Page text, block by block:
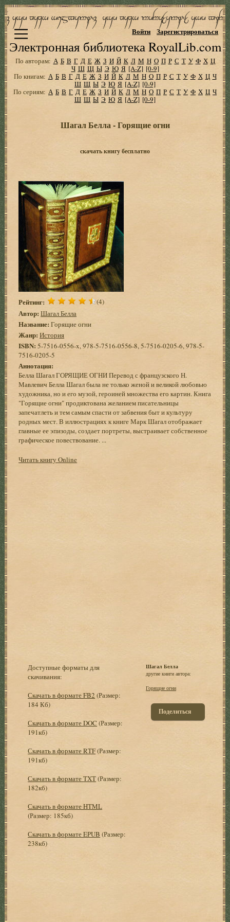
Электронная библиотека RoyalLib.com
Войти Зарегистрироваться
По авторам: А Б В Г Д Е Ж З И Й К Л М Н О П Р С Т У Ф Х Ц
Ч Ш Щ Ы Э Ю Я [A-Z] [0-9]
По книгам: А Б В Г Д Е Ж З И Й К Л М Н О П Р С Т У Ф Х Ц Ч
Ш Щ Ы Э Ю Я [A-Z] [0-9]
По сериям: А Б В Г Д Е Ж З И Й К Л М Н О П Р С Т У Ф Х Ц Ч
Ш Щ Ы Э Ю Я [A-Z] [0-9]
Шагал Белла - Горящие огни
скачать книгу бесплатно
Рейтинг: (4)
Автор: Шагал Белла
Название: Горящие огни
Жанр: История
ISBN: 5-7516-0556-x, 978-5-7516-0556-8, 5-7516-0205-6, 978-5-
7516-0205-5
Аннотация:
Белла Шагал ГОРЯЩИЕ ОГНИ Перeвод с французского Н.
Мавлевич Белла Шагал была не только женой и великой любовью
художника, но и его музой, героиней множества его картин. Книга
"Горящие огни" продиктована желанием писательницы
запечатлеть и тем самым спасти от забвения быт и культуру
родных мест. В иллюстрациях к книге Марк Шагал отображает
главные ее эпизоды, создает портреты, выстраивает собственное
графическое повествование. ...
Читать книгу Online
Доступные форматы для
скачивания:
Скачать в формате FB2 (Размер:
184 Кб)
Скачать в формате DOC (Размер:
191кб)
Скачать в формате RTF(Размер:
191кб)
Скачать в формате TXT(Размер:
182кб)
Скачать в формате HTML
(Размер: 185кб)
Скачать в формате EPUB (Размер:
238кб)
Шагал Белла
другие книги автора:
Горящие огни
Поделиться